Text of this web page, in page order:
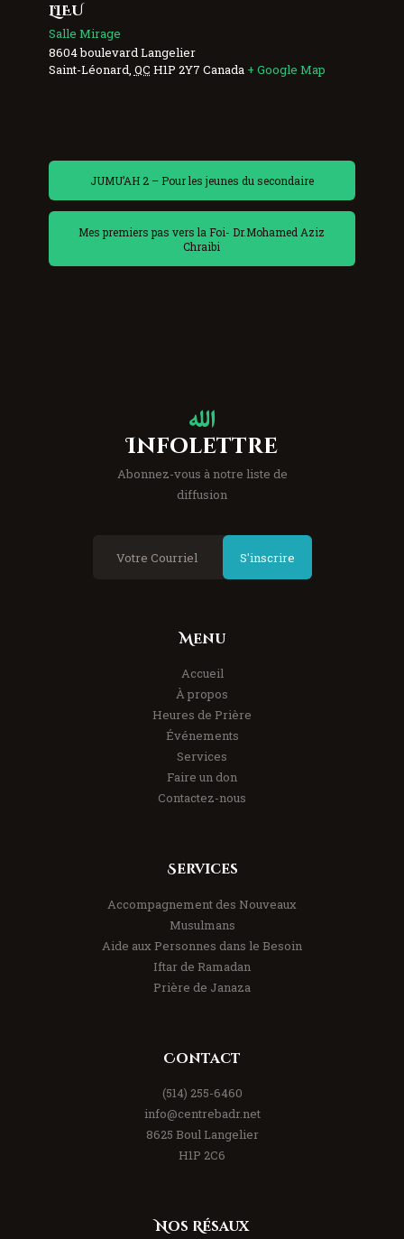
LIEU
Salle Mirage
8604 boulevard Langelier
Saint-Léonard QC H1P 2Y7 Canada + Google Map
JUMU’AH 2 – Pour les jeunes du secondaire
Mes premiers pas vers la Foi- Dr.Mohamed Aziz
Chraibi
Infolettre
Abonnez-vous à notre liste de
diffusion
S'inscrire
Menu
Accueil
À propos
Heures de Prière
Événements
Services
Faire un don
Contactez-nous
Services
Accompagnement des Nouveaux
Musulmans
Aide aux Personnes dans le Besoin
Iftar de Ramadan
Prière de Janaza
Contact
(514) 255-6460
info@centrebadr.net
8625 Boul Langelier
H1P 2C6
Nos Résaux